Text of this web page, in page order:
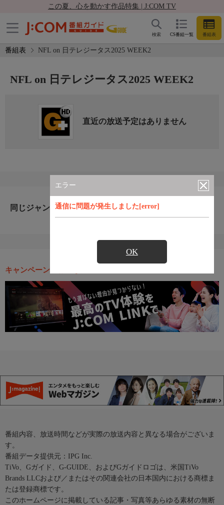
この夏、心を動かす作品特集 | J:COM TV
CS番組一覧 番組表
検索
番組表 NFL on 日テレジータス2025 WEEK2
エラー
通信に問題が発生しました[error]
OK
NFL on 日テレジータス2025 WEEK2
直近の放送予定はありません
同じジャンルのおすすめ番組
キャンペーン・お得な情報
番組内容、放送時間などが実際の放送内容と異なる場合がございま
す。
番組データ提供元：IPG Inc.
TiVo、Gガイド、G-GUIDE、およびGガイドロゴは、米国TiVo
Brands LLCおよび／またはその関連会社の日本国内における商標ま
たは登録商標です。
このホームページに掲載している記事・写真等あらゆる素材の無断